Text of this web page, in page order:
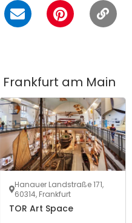
Frankfurt am Main
Hanauer Landstraße 171,
60314, Frankfurt
TOR Art Space